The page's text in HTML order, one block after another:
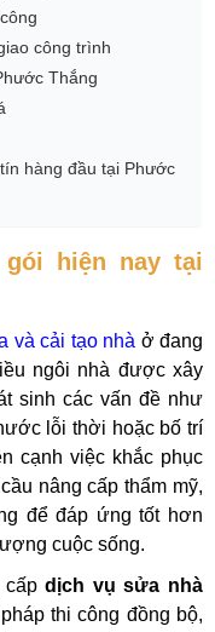
công trình
Thắng
hàng đầu tại Phước
hiện nay tại
và cải tạo nhà ở đang
ngôi nhà được xây
sinh các vấn đề như
lỗi thời hoặc bố trí
cạnh việc khắc phục
nâng cấp thẩm mỹ,
để đáp ứng tốt hơn
cuộc sống.
cấpdịch vụ sửa nhà
thi công đồng bộ,